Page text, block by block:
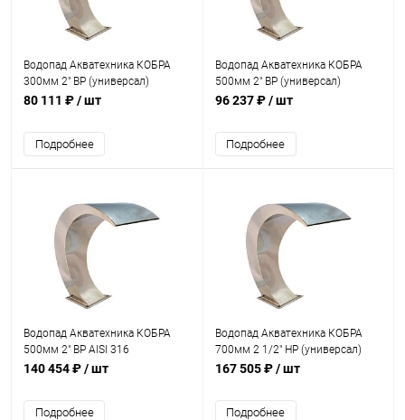
Водопад Акватехника КОБРА
300мм 2" ВР (универсал)
(AT01.31)
80 111 ₽/ шт
Подробнее
Водопад Акватехника КОБРА
500мм 2" ВР (универсал)
(AT01.04)
96 237 ₽/ шт
Подробнее
Водопад Акватехника КОБРА
500мм 2" ВР AISI 316
(универсал) (AT01.04M)
140 454 ₽/ шт
Подробнее
Водопад Акватехника КОБРА
700мм 2 1/2" НР (универсал)
(AT01.05)
167 505 ₽/ шт
Подробнее